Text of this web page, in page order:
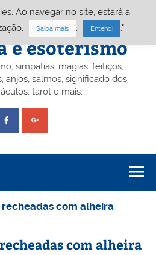
– Portal
e esoterismo
simpatias, magias, feitiços,
anjos, salmos, significado dos
tarot e mais…
com alheira
com alheira
Ao navegar no site, estará a
Saiba mais Entendi ."